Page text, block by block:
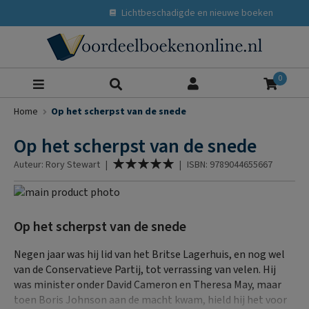
Lichtbeschadigde en nieuwe boeken
0
Home Op het scherpst van de snede
Op het scherpst van de snede
Auteur: Rory Stewart | Waardering:
% of
| ISBN: 9789044655667
Ga
het
einde
van
de
afbeeldingen-
gallerij
naar
het
begin
van
de
afbeeldingen-
Op het scherpst van de snede
Negen jaar was hij lid van het Britse Lagerhuis, en nog wel
van de Conservatieve Partij, tot verrassing van velen. Hij
was minister onder David Cameron en Theresa May, maar
toen Boris Johnson aan de macht kwam, hield hij het voor